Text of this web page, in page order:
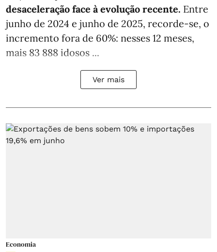
desaceleração face à evolução recente. Entre
junho de 2024 e junho de 2025, recorde-se, o
incremento fora de 60%: nesses 12 meses,
mais 83 888 idosos ...
Ver mais
Economia